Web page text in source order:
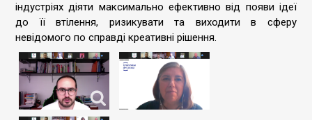
індустріях діяти максимально ефективно від появи ідеї
до її втілення, ризикувати та виходити в сферу
невідомого по справді креативні рішення.